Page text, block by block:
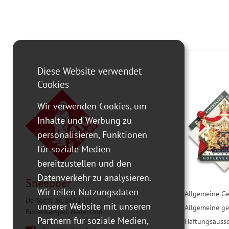
Sneeboer
De Tocht 3c, 1611 HT
Bovenkarspel, Nederland
Allgemeine
Allgemeine
Diese Website verwendet
Cookies
Wir verwenden Cookies, um
Inhalte und Werbung zu
personalisieren, Funktionen
für soziale Medien
bereitzustellen und den
Datenverkehr zu analysieren.
Wir teilen Nutzungsdaten
unserer Website mit unseren
Partnern für soziale Medien,